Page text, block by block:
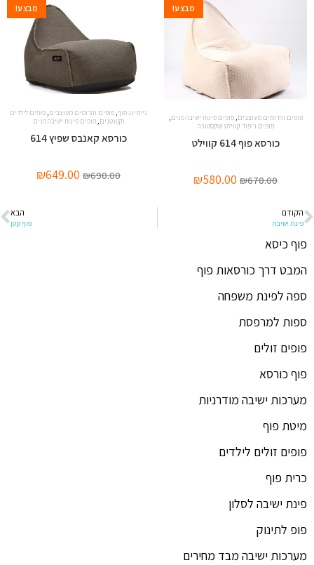
מבצע!
פופים והדומים מעוצבים,פופים פינות ישיבה פנים,
פופים ריפוד קווילט וטקסטורה
כורסא פוף 614 קווילט
₪670.00
₪580.00
מבצע!
גיימינג פוף, פופים והדומים מעוצבים, פופים לילדים
וקטנטנים,פופים פינות ישיבה פנים
כורסא קאנבס שפיץ 614
₪690.00
₪649.00
הקודם
פינת ישיבה
הבא
פוף קטן
פוף כיסא
המבט דרך כורסאות פוף
ספה לפינת משפחה
ספות למרפסת
פופים זולים
פוף כורסא
מערכות ישיבה מודרניות
מיטת פוף
פופים זולים לילדים
כרית פוף
פינת ישיבה לסלון
פופ לתינוק
מערכות ישיבה מבד מחירים